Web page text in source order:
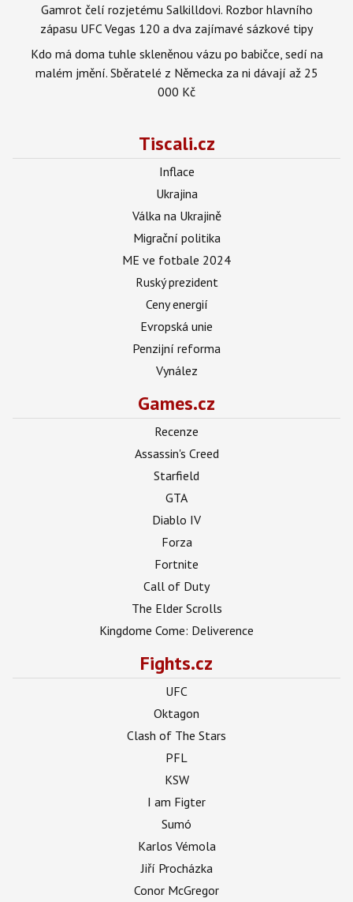
Gamrot čelí rozjetému Salkilldovi. Rozbor hlavního
zápasu UFC Vegas 120 a dva zajímavé sázkové tipy
Kdo má doma tuhle skleněnou vázu po babičce, sedí na
malém jmění. Sběratelé z Německa za ni dávají až 25
000 Kč
Tiscali.cz
Inflace
Ukrajina
Válka na Ukrajině
Migrační politika
ME ve fotbale 2024
Ruský prezident
Ceny energií
Evropská unie
Penzijní reforma
Vynález
Games.cz
Recenze
Assassin's Creed
Starfield
GTA
Diablo IV
Forza
Fortnite
Call of Duty
The Elder Scrolls
Kingdome Come: Deliverence
Fights.cz
UFC
Oktagon
Clash of The Stars
PFL
KSW
I am Figter
Sumó
Karlos Vémola
Jiří Procházka
Conor McGregor